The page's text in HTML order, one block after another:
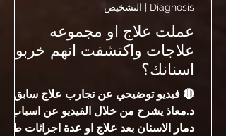
عملت علاج او مجموعه
علاجات واكتشفت انهم خربو
اسنانك؟
🔴 فيديو توضيحي عن تجارب علاج سابق
د.معاذ يشرح من خلال الفيديو عن اسباب
دمار الاسنان بعد علاج او عدة اجرائات طبية
Diagnosis | التشخيص